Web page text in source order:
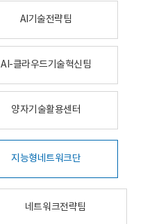
AI기술전략팀
AI-클라우드기술혁신팀
양자기술활용센터
지능형네트워크단
네트워크전략팀